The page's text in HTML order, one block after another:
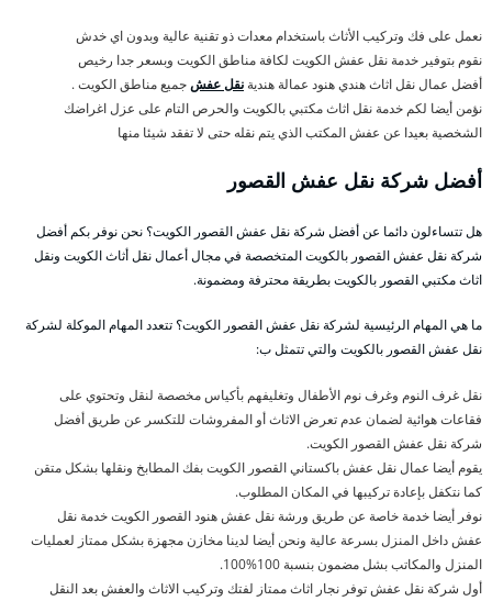
نعمل على فك وتركيب الأثاث باستخدام معدات ذو تقنية عالية وبدون اي خدش
نقوم بتوفير خدمة نقل عفش الكويت لكافة مناطق الكويت وبسعر جدا رخيص
أفضل عمال نقل اثاث هندي هنود عمالة هندية نقل عفشجميع مناطق الكويت .
نؤمن أيضا لكم خدمة نقل اثاث مكتبي بالكويت والحرص التام على عزل اغراضك
الشخصية بعيدا عن عفش المكتب الذي يتم نقله حتى لا تفقد شيئا منها
أفضل شركة نقل عفش القصور
هل تتساءلون دائما عن أفضل شركة نقل عفش القصور الكويت؟ نحن نوفر بكم أفضل
شركة نقل عفش القصور بالكويت المتخصصة في مجال أعمال نقل أثاث الكويت ونقل
اثاث مكتبي القصور بالكويت بطريقة محترفة ومضمونة.
ما هي المهام الرئيسية لشركة نقل عفش القصور الكويت؟ تتعدد المهام الموكلة لشركة
نقل عفش القصور بالكويت والتي تتمثل ب:
نقل غرف النوم وغرف نوم الأطفال وتغليفهم بأكياس مخصصة لنقل وتحتوي على
فقاعات هوائية لضمان عدم تعرض الاثاث أو المفروشات للتكسر عن طريق أفضل
شركة نقل عفش القصور الكويت.
يقوم أيضا عمال نقل عفش باكستاني القصور الكويت بفك المطابخ ونقلها بشكل متقن
كما نتكفل بإعادة تركيبها في المكان المطلوب.
نوفر أيضا خدمة خاصة عن طريق ورشة نقل عفش هنود القصور الكويت خدمة نقل
عفش داخل المنزل بسرعة عالية ونحن أيضا لدينا مخازن مجهزة بشكل ممتاز لعمليات
المنزل والمكاتب بشل مضمون بنسبة 100%100.
أول شركة نقل عفش توفر نجار اثاث ممتاز لفتك وتركيب الاثاث والعفش بعد النقل